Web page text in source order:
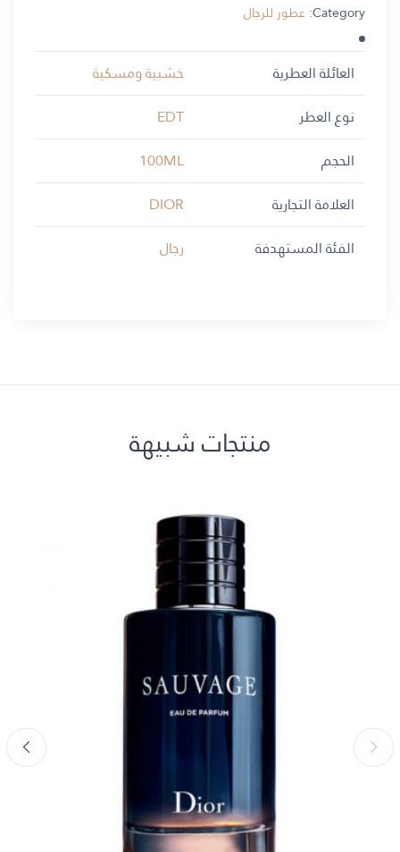
Category: عطور للرجال
العائلة العطرية
خشبية ومسكية
نوع العطر
EDT
الحجم
100ML
العلامة التجارية
DIOR
الفئة المستهدفة
رجال
منتجات شبيهة